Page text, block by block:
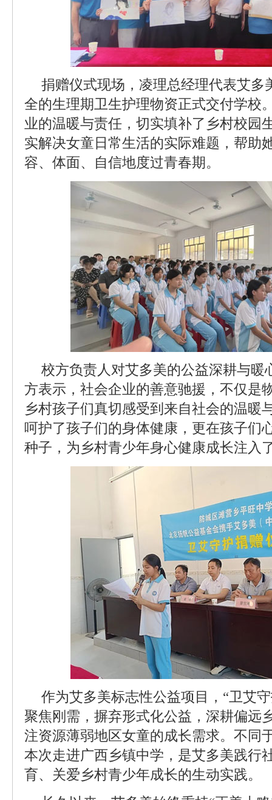
捐赠仪式现场，凌理总经理代表艾多
全的生理期卫生护理物资正式交付学校
业的温暖与责任，切实填补了乡村校园
实解决女童日常生活的实际难题，帮助
容、体面、自信地度过青春期。
校方负责人对艾多美的公益深耕与暖
方表示，社会企业的善意驰援，不仅是
乡村孩子们真切感受到来自社会的温暖
呵护了孩子们的身体健康，更在孩子们
种子，为乡村青少年身心健康成长注入
作为艾多美标志性公益项目，“卫艾
聚焦刚需，摒弃形式化公益，深耕偏远
注资源薄弱地区女童的成长需求。不同
本次走进广西乡镇中学，是艾多美践行
育、关爱乡村青少年成长的生动实践。